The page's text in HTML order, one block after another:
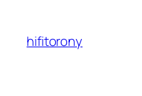
tartalomhoz
hifitorony